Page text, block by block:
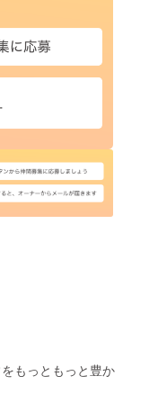
もっともっと豊か